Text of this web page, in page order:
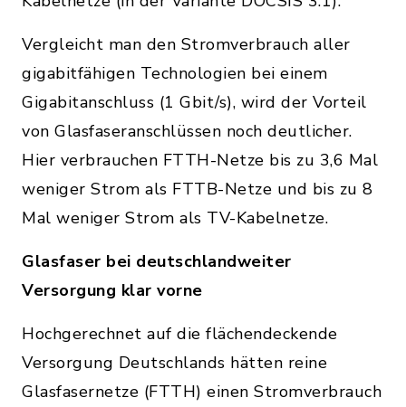
Vergleicht man den Stromverbrauch aller
gigabitfähigen Technologien bei einem
Gigabitanschluss (1 Gbit/s), wird der Vorteil
von Glasfaseranschlüssen noch deutlicher.
Hier verbrauchen FTTH-Netze bis zu 3,6 Mal
weniger Strom als FTTB-Netze und bis zu 8
Mal weniger Strom als TV-Kabelnetze.
Glasfaser bei deutschlandweiter
Versorgung klar vorne
Hochgerechnet auf die flächendeckende
Versorgung Deutschlands hätten reine
Glasfasernetze (FTTH) einen Stromverbrauch